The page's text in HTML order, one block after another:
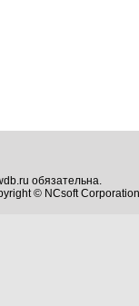
обязательна.
© NCsoft